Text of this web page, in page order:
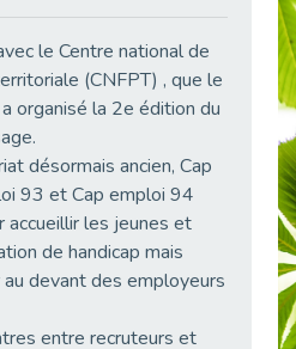
« Confiance en soi et acceptation du handicap » : un levier puissant vers l’emploi
Handicap et emploi : une matinée pour briser les tabous
L’alternance : un levier stratégique pour recruter et inclure durablement
Fibromyalgie : Quand la douleur invisible s’invite au bureau
le Centre national de
(CNFPT) , que le
organisé la 2e édition du
désormais ancien, Cap
93 et Cap emploi 94
accueillir les jeunes et
de handicap mais
devant des employeurs
entre recruteurs et